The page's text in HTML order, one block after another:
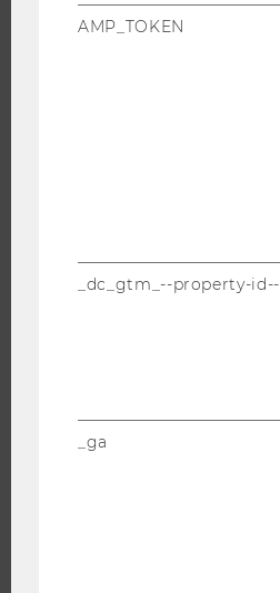
KARRIEREKONTAKTE AN DER WU
WU COMMUNITY
AMP_TOKEN
_dc_gtm_--property-id--
_ga